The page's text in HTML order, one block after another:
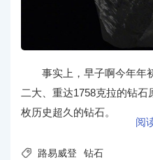
事实上，早子啊今年年
二大、重达1758克拉的钻
枚历史超久的钻石。
阅
 路易威登 钻石